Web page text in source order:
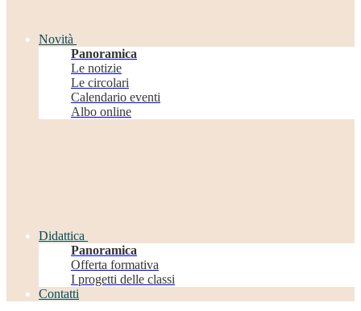
Novità
Panoramica
Le notizie
Le circolari
Calendario eventi
Albo online
Didattica
Panoramica
Offerta formativa
I progetti delle classi
Contatti